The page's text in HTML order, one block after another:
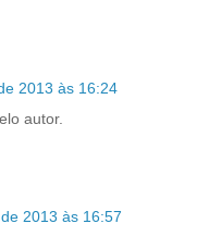
2013 às 16:24
autor.
2013 às 16:57